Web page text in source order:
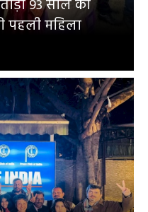
93 साल का
पहली महिला